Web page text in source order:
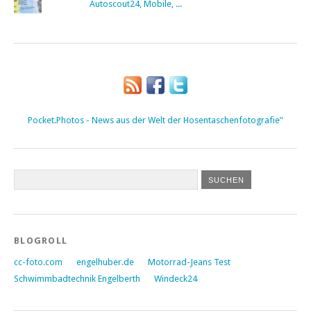
Autoscout24, Mobile, ...
Pocket.Photos - News aus der Welt der Hosentaschenfotografie"
BLOGROLL
cc-foto.com engelhuber.de
Motorrad-Jeans Test
Schwimmbadtechnik Engelberth
Windeck24